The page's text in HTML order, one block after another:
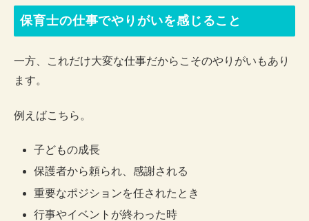
保育士の仕事でやりがいを感じること
一方、これだけ大変な仕事だからこそのやりがいもあり
ます。
例えばこちら。
子どもの成長
保護者から頼られ、感謝される
重要なポジションを任されたとき
行事やイベントが終わった時